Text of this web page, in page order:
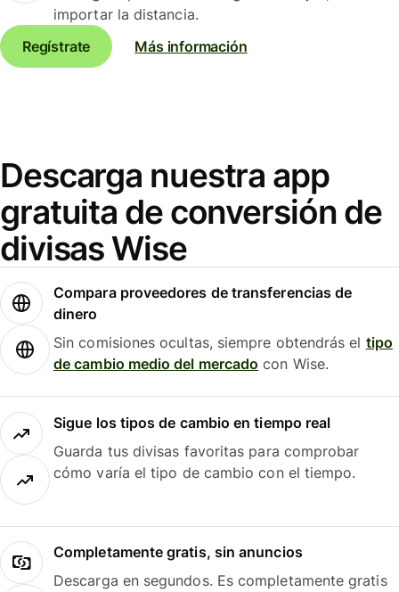
importar la distancia.
Regístrate
Más información
Descarga nuestra app
gratuita de conversión de
divisas Wise
Compara proveedores de transferencias de
dinero
Sin comisiones ocultas, siempre obtendrás el tipo
de cambio medio del mercado con Wise.
Sigue los tipos de cambio en tiempo real
Guarda tus divisas favoritas para comprobar
cómo varía el tipo de cambio con el tiempo.
Completamente gratis, sin anuncios
Descarga en segundos. Es completamente gratis